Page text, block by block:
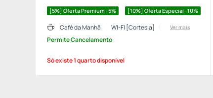
[5%] Oferta Premium -5% [10%] Oferta Especial -10%
Café da Manhã WI-FI [Cortesia] Ver mais
Permite Cancelamento
Só existe 1 quarto disponível